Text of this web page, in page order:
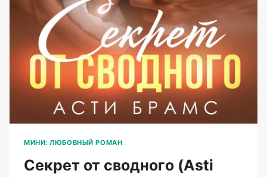
МИНИ: ЛЮБОВНЫЙ РОМАН
Секрет от сводного (Asti